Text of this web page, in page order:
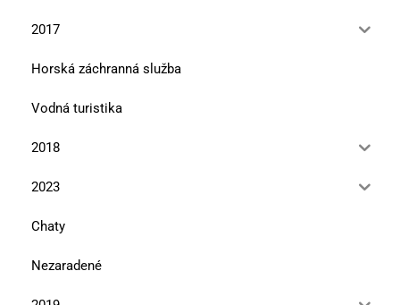
2017
Horská záchranná služba
Vodná turistika
2018
2023
Chaty
Nezaradené